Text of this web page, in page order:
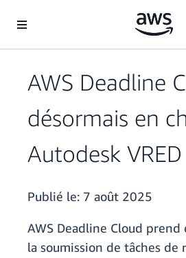
AWS Deadline
désormais en
Autodesk VRED
Publié le: 7 août 2025
AWS Deadline Cloud prend
la soumission de tâches de